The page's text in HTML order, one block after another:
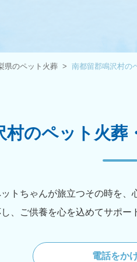
県のペット火葬 南都留郡鳴沢村の
村のペット火葬
トちゃんが旅立つその時を
、ご供養を心を込めてサポー
電話をか